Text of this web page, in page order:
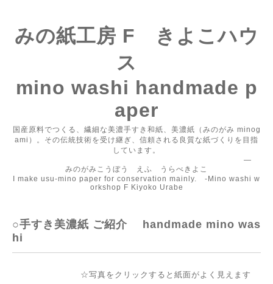
みの紙工房 F きよこハウ
ス
mino washi handmade p
aper
国産原料でつくる、繊細な美濃手すき和紙、美濃紙（みのがみ minog
ami）。その伝統技術を受け継ぎ、信頼される良質な紙づくりを目指
しています。
―
みのがみこうぼう えふ うらべきよこ
I make usu-mino paper for conservation mainly. -Mino washi w
orkshop F Kiyoko Urabe
○手すき美濃紙 ご紹介 handmade mino was
hi
☆写真をクリックすると紙面がよく見えます